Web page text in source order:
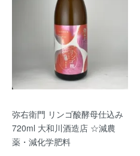
弥右衛門 リンゴ酸酵母仕込み
720ml 大和川酒造店 ☆減農
薬・減化学肥料